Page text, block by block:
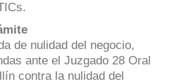
de nulidad del negocio,
ante el Juzgado 28 Oral
contra la nulidad del